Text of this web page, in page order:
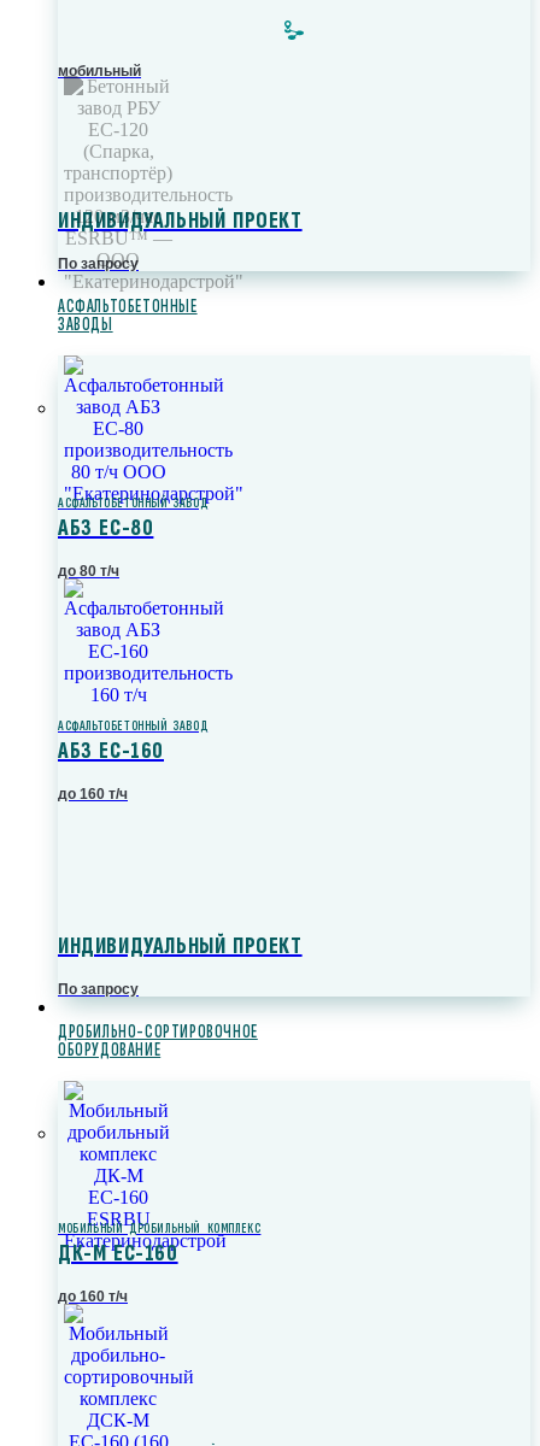
мобильный
ИНДИВИДУАЛЬНЫЙ ПРОЕКТ
По запросу
АСФАЛЬТОБЕТОННЫЕ
ЗАВОДЫ
АСФАЛЬТОБЕТОННЫЙ ЗАВОД
АБЗ ЕС-80
до 80 т/ч
АСФАЛЬТОБЕТОННЫЙ ЗАВОД
АБЗ ЕС-160
до 160 т/ч
ИНДИВИДУАЛЬНЫЙ ПРОЕКТ
По запросу
ДРОБИЛЬНО-СОРТИРОВОЧНОЕ
ОБОРУДОВАНИЕ
МОБИЛЬНЫЙ ДРОБИЛЬНЫЙ КОМПЛЕКС
ДК-М ЕС-160
до 160 т/ч